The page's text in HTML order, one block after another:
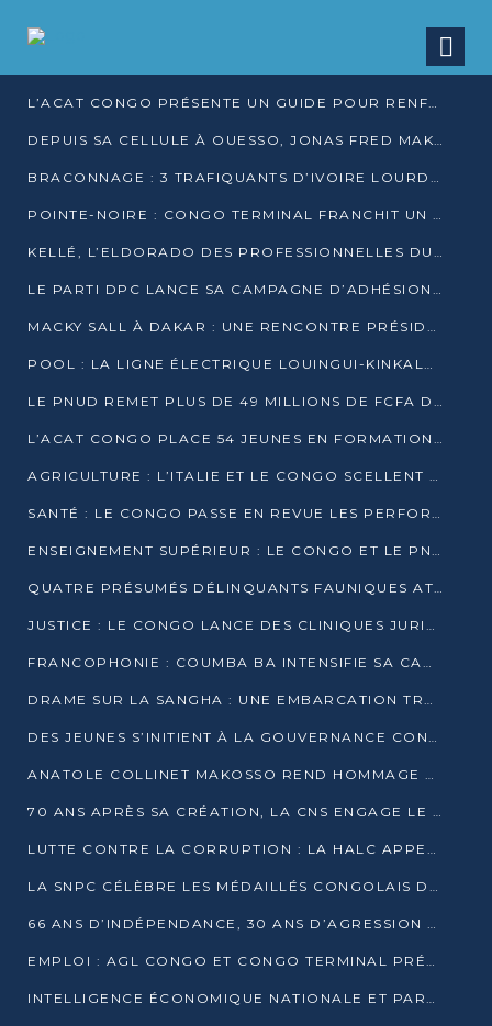
L’ACAT CONGO PRÉSENTE UN GUIDE POUR RENFORCER LES GARANTIES JUDICIAIRES EN GARDE À VUE
DEPUIS SA CELLULE À OUESSO, JONAS FRED MAKITA DÉNONCE CE QU’IL QUALIFIE DE DÉNI DE JUSTICE
BRACONNAGE : 3 TRAFIQUANTS D’IVOIRE LOURDEMENT CONDAMNÉS À DJAMBALA
POINTE-NOIRE : CONGO TERMINAL FRANCHIT UN CAP HISTORIQUE AVEC 99 MOUVEMENTS/HEURE
KELLÉ, L’ELDORADO DES PROFESSIONNELLES DU SEXE
LE PARTI DPC LANCE SA CAMPAGNE D’ADHÉSIONS ET VEUT STRUCTURER SA PRÉSENCE DANS LES 15 DÉPARTEMENTS
MACKY SALL À DAKAR : UNE RENCONTRE PRÉSIDENTIELLE QUI DIVISE L’OPINION SÉNÉGALAISE
POOL : LA LIGNE ÉLECTRIQUE LOUINGUI-KINKALA-BOKO MISE EN SERVICE
LE PNUD REMET PLUS DE 49 MILLIONS DE FCFA D’ÉQUIPEMENTS POUR ACCÉLÉRER LA NUMÉRISATION DU SYSTÈME DE SANTÉ
L’ACAT CONGO PLACE 54 JEUNES EN FORMATION PROFESSIONNELLE
AGRICULTURE : L’ITALIE ET LE CONGO SCELLENT UN PARTENARIAT POUR UNE PRODUCTION LOCALE DURABLE
SANTÉ : LE CONGO PASSE EN REVUE LES PERFORMANCES DE SES HÔPITAUX À MI-PARCOURS
ENSEIGNEMENT SUPÉRIEUR : LE CONGO ET LE PNUD VEULENT RAPPROCHER LA FORMATION UNIVERSITAIRE DES BESOINS DU MARCHÉ DE L’EMPLOI
QUATRE PRÉSUMÉS DÉLINQUANTS FAUNIQUES ATTENDUS DEVANT LA JUSTICE POUR TRAFIC D’IVOIRE
JUSTICE : LE CONGO LANCE DES CLINIQUES JURIDIQUES POUR RAPPROCHER LE DROIT DES CITOYENS
FRANCOPHONIE : COUMBA BA INTENSIFIE SA CAMPAGNE POUR LA SUCCESSION À LA TÊTE DE L’OIF
DRAME SUR LA SANGHA : UNE EMBARCATION TRANSPORTANT DES FIDÈLES DE « NZAMBÉ YA L’HUILE » FAIT NAUFRAGE À OUESSO
DES JEUNES S’INITIENT À LA GOUVERNANCE CONTINENTALE À BRAZZAVILLE
ANATOLE COLLINET MAKOSSO REND HOMMAGE À JEAN-PAUL PIGASSE
70 ANS APRÈS SA CRÉATION, LA CNS ENGAGE LE VIRAGE DE LA DIGITALISATION
LUTTE CONTRE LA CORRUPTION : LA HALC APPELLE À PASSER DES DISCOURS AUX ACTES
LA SNPC CÉLÈBRE LES MÉDAILLÉS CONGOLAIS DES OLYMPIADES PANAFRICAINES DE MATHÉMATIQUES 2026
66 ANS D’INDÉPENDANCE, 30 ANS D’AGRESSION RWANDAISE : 4 PRÉSIDENCES, UN ÉCHEC COLLECTIF
EMPLOI : AGL CONGO ET CONGO TERMINAL PRÉSÉLECTIONNENT PLUS DE 70 JEUNES À POINTE-NOIRE
INTELLIGENCE ÉCONOMIQUE NATIONALE ET PARTENARIATS INTERNATIONAUX : VERS UNE DOCTRINE SOUVERAINE DE SÉCURITÉ ÉCONOMIQUE